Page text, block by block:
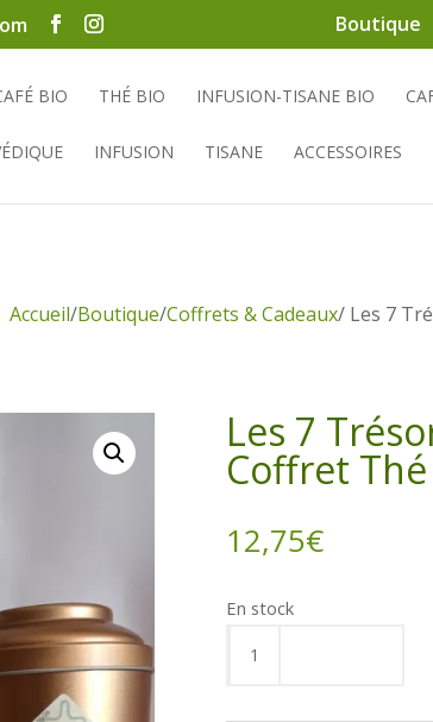
Boutique
BIO THÉ BIO INFUSION-TISANE BIO
INFUSION TISANE ACCESSOIRES
Accueil/Boutique/Coffrets & Cadeaux/ Les 7
Les 7
Coffret Thé
12,75€
En stock